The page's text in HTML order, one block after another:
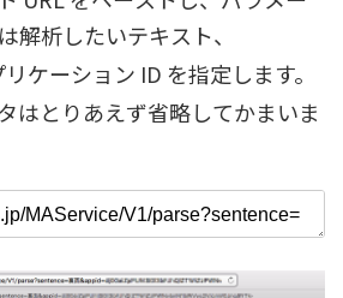
解析したいテキスト、
ケーション ID を指定します。
はとりあえず省略してかまいま